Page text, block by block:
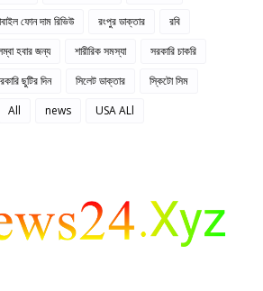
ফোন দাম রিভিউ রংপুর ডাক্তার
রবি
হবার জন্য শারীরিক সমস্যা
সরকারি চাকরি
ছুটির দিন সিলেট ডাক্তার
স্কিটো সিম
All news USA ALl